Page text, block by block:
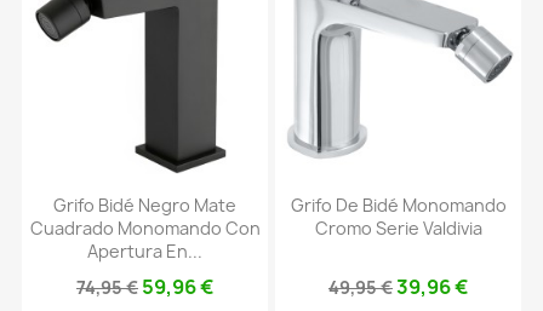
Grifo Bidé Negro Mate
Cuadrado Monomando Con
Apertura En...
74,95 € 59,96 €
Grifo De Bidé Monomando
Cromo Serie Valdivia
49,95 €39,96 €